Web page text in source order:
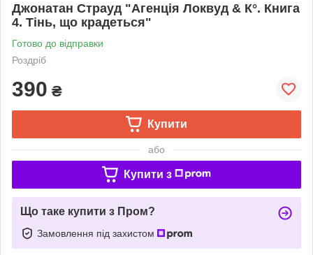
Джонатан Страуд "Агенція Локвуд & К°. Книга
4. Тінь, що крадеться"
Готово до відправки
Роздріб
390 ₴
Купити
або
Купити з
Що таке купити з Пром?
Замовлення під захистом